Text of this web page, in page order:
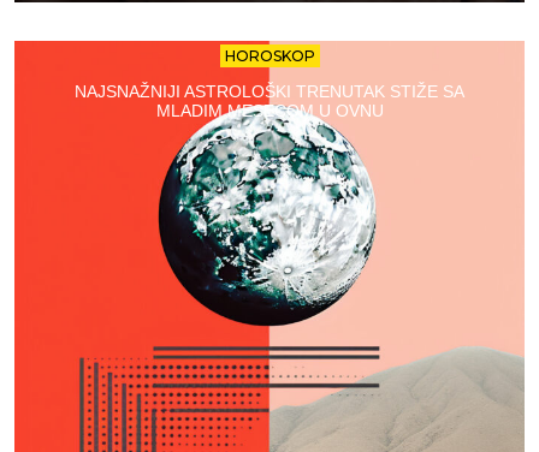
HOROSKOP
NAJSNAŽNIJI ASTROLOŠKI TRENUTAK STIŽE SA
MLADIM MESECOM U OVNU